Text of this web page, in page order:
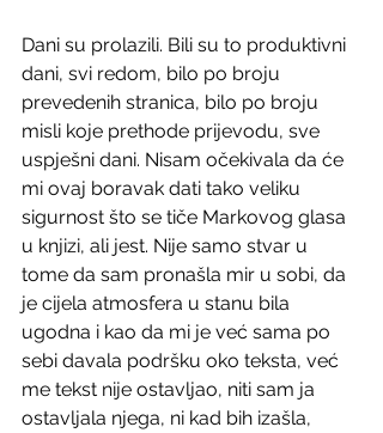
Dani su prolazili. Bili su to produktivni
dani, svi redom, bilo po broju
prevedenih stranica, bilo po broju
misli koje prethode prijevodu, sve
uspješni dani. Nisam očekivala da će
mi ovaj boravak dati tako veliku
sigurnost što se tiče Markovog glasa
u knjizi, ali jest. Nije samo stvar u
tome da sam pronašla mir u sobi, da
je cijela atmosfera u stanu bila
ugodna i kao da mi je već sama po
sebi davala podršku oko teksta, već
me tekst nije ostavljao, niti sam ja
ostavljala njega, ni kad bih izašla,